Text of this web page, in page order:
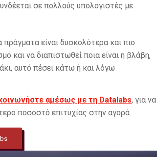
σε πολλούς υπολογιστές με
είναι δυσκολότερα και πιο
και να διαπιστωθεί ποια είναι η βλάβη,
αυτό πέσει κάτω ή και λόγω
αμέσως με τη Datalabs, για να
ποσοστό επιτυχίας στην αγορά.